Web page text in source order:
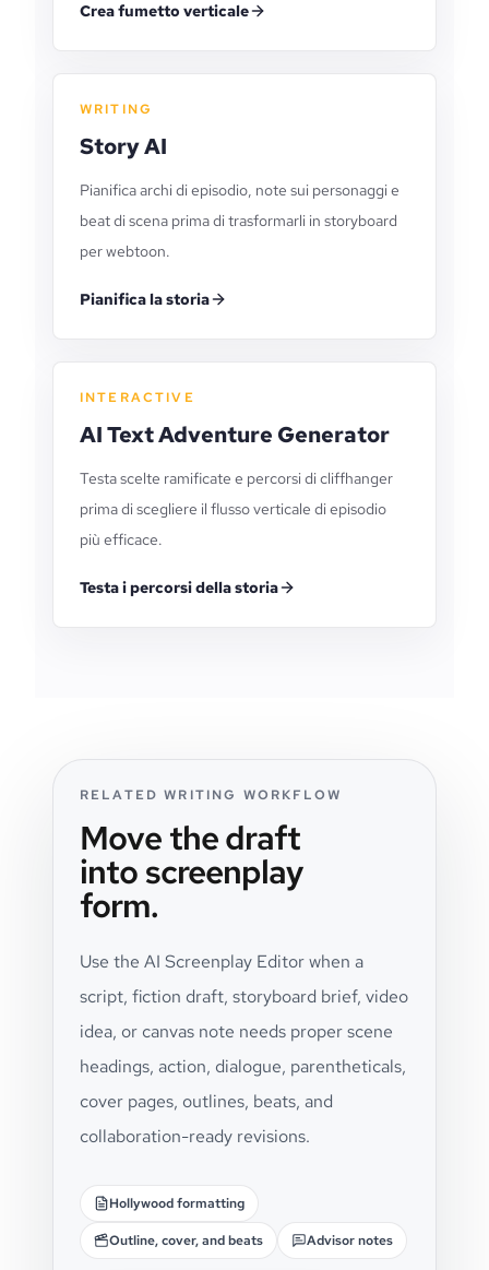
Crea fumetto verticale
WRITING
Story AI
Pianifica archi di episodio, note sui personaggi e
beat di scena prima di trasformarli in storyboard
per webtoon.
Pianifica la storia
INTERACTIVE
AI Text Adventure Generator
Testa scelte ramificate e percorsi di cliffhanger
prima di scegliere il flusso verticale di episodio
più efficace.
Testa i percorsi della storia
RELATED WRITING WORKFLOW
Move the draft
into screenplay
form.
Use the AI Screenplay Editor when a
script, fiction draft, storyboard brief, video
idea, or canvas note needs proper scene
headings, action, dialogue, parentheticals,
cover pages, outlines, beats, and
collaboration-ready revisions.
Hollywood formatting
Outline, cover, and beats Advisor notes